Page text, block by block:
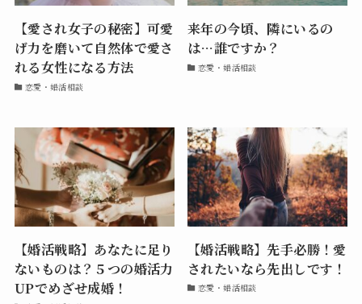
【愛され女子の秘密】可愛
げ力を磨いて自然体で愛さ
れる女性になる方法
恋愛・婚活相談
来年の今頃、隣にいるの
は…誰ですか？
恋愛・婚活相談
【婚活戦略】あなたに足り
ないものは？５つの婚活力
UPでめざせ成婚！
【婚活戦略】先手必勝！愛
されたいなら先出しです！
恋愛・婚活相談